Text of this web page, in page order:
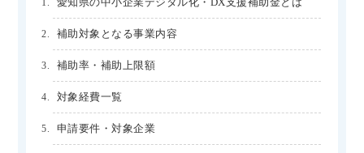
補助対象となる事業内容
補助率・補助上限額
対象経費一覧
申請要件・対象企業